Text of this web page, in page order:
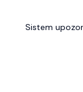
Sistem